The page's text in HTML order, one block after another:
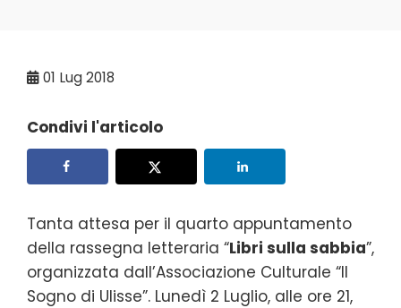
01 Lug 2018
Condivi l'articolo
Tanta attesa per il quarto appuntamento
della rassegna letteraria “Libri sulla sabbia”,
organizzata dall’Associazione Culturale “Il
Sogno di Ulisse”. Lunedì 2 Luglio, alle ore 21,